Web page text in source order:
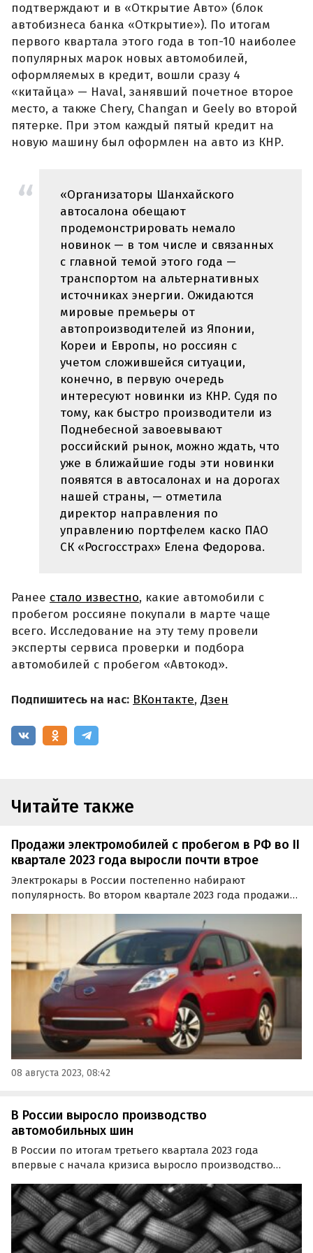
подтверждают и в «Открытие Авто» (блок
автобизнеса банка «Открытие»). По итогам
первого квартала этого года в топ-10 наиболее
популярных марок новых автомобилей,
оформляемых в кредит, вошли сразу 4
«китайца» — Haval, занявший почетное второе
место, а также Chery, Changan и Geely во второй
пятерке. При этом каждый пятый кредит на
новую машину был оформлен на авто из КНР.
«Организаторы Шанхайского
автосалона обещают
продемонстрировать немало
новинок — в том числе и связанных
с главной темой этого года —
транспортом на альтернативных
источниках энергии. Ожидаются
мировые премьеры от
автопроизводителей из Японии,
Кореи и Европы, но россиян с
учетом сложившейся ситуации,
конечно, в первую очередь
интересуют новинки из КНР. Судя по
тому, как быстро производители из
Поднебесной завоевывают
российский рынок, можно ждать, что
уже в ближайшие годы эти новинки
появятся в автосалонах и на дорогах
нашей страны, — отметила
директор направления по
управлению портфелем каско ПАО
СК «Росгосстрах» Елена Федорова.
Ранее стало известно, какие автомобили с
пробегом россияне покупали в марте чаще
всего⁠. Исследование на эту тему провели
эксперты сервиса проверки и подбора
автомобилей с пробегом «Автокод».
Подпишитесь на нас: ВКонтакте, Дзен
Читайте также
Продажи электромобилей с пробегом в РФ во II
квартале 2023 года выросли почти втрое
Электрокары в России постепенно набирают
популярность. Во втором квартале 2023 года продажи
выросли на 182,5% по сравнению с аналогичным
периодом прошлого года, сообщают «Автоновости
дня» со ссылкой на…
08 августа 2023, 08:42
В России выросло производство
автомобильных шин
В России по итогам третьего квартала 2023 года
впервые с начала кризиса выросло производство
было выпущено 10,3 млн единиц этой продукции, а
всего с января в России в обороте находилось 56,7 млн
новых…